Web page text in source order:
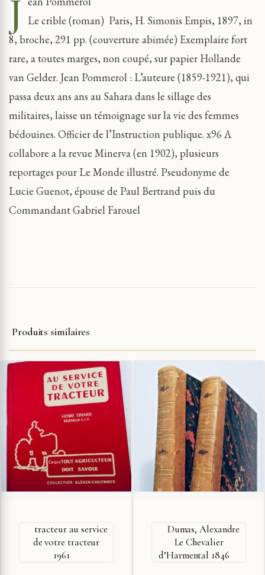
J Le crible (roman) Paris, H. Simonis Empis, 1897, in
8, broche, 291 pp. (couverture abimée) Exemplaire fort
rare, a toutes marges, non coupé, sur papier Hollande
van Gelder. Jean Pommerol : L’auteure (1859-1921), qui
passa deux ans ans au Sahara dans le sillage des
militaires, laisse un témoignage sur la vie des femmes
bédouines. Officier de l’Instruction publique. x96 A
collabore a la revue Minerva (en 1902), plusieurs
reportages pour Le Monde illustré. Pseudonyme de
Lucie Guenot, épouse de Paul Bertrand puis du
Commandant Gabriel Farouel
Produits similaires
tracteur au service
de votre tracteur
1961
Dumas, Alexandre
Le Chevalier
d’Harmental 1846